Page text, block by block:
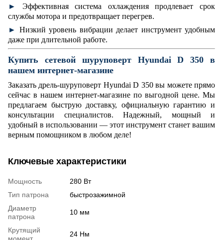
► Эффективная система охлаждения продлевает срок
службы мотора и предотвращает перегрев.
► Низкий уровень вибрации делает инструмент удобным
даже при длительной работе.
Купить сетевой шуруповерт Hyundai D 350 в
нашем интернет-магазине
Заказать дрель-шуруповерт Hyundai D 350 вы можете прямо
сейчас в нашем интернет-магазине по выгодной цене. Мы
предлагаем быструю доставку, официальную гарантию и
консультации специалистов. Надежный, мощный и
удобный в использовании — этот инструмент станет вашим
верным помощником в любом деле!
Ключевые характеристики
Мощность
280 Вт
Тип патрона
быстрозажимной
Диаметр
патрона
10 мм
Крутящий
24 Нм